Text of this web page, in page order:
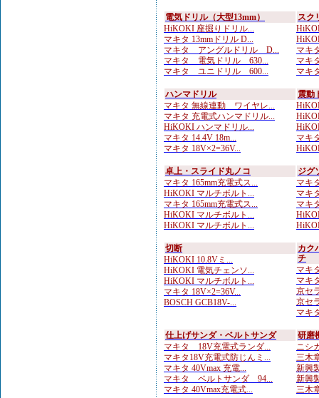
電気ドリル（大型13mm）
HiKOKI 座掘りドリル...
マキタ 13mmドリル D...
マキタ アングルドリル D...
マキタ 電気ドリル 630...
マキタ ユニドリル 600...
スク
マキ
マキ
マキ
ハンマドリル
マキタ 無線連動 ワイヤレ...
マキタ 充電式ハンマドリル...
HiKOKI ハンマドリル...
マキタ 14.4V 18m...
マキタ 18V×2=36V...
震動
マキ
卓上・スライド丸ノコ
マキタ 165mm充電式ス...
HiKOKI マルチボルト...
マキタ 165mm充電式ス...
HiKOKI マルチボルト...
HiKOKI マルチボルト...
ジグ
マキ
マキ
マキ
切断
HiKOKI 10.8Vミ...
HiKOKI 電気チェンソ...
HiKOKI マルチボルト...
マキタ 18V×2=36V...
BOSCH GCB18V-...
カク
チ
マキ
マキ
京セ
京セ
マキ
仕上げサンダ・ベルトサンダ
マキタ 18V充電式ランダ...
マキタ18V充電式防じんミ...
マキタ 40Vmax 充電...
マキタ ベルトサンダ 94...
マキタ 40Vmax充電式...
研磨
ニシ
三木
新興
新興
三木